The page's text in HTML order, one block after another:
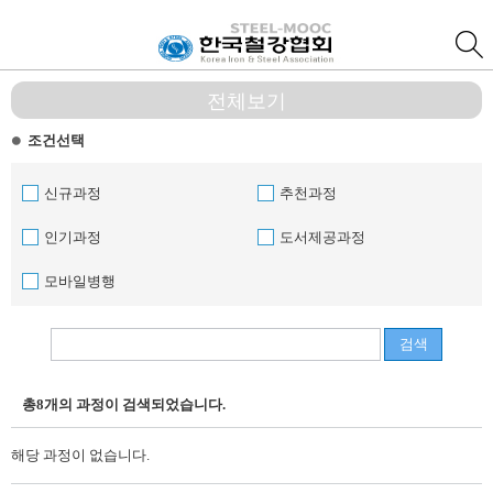
전체보기
조건선택
신규과정 추천과정
인기과정 도서제공과정
모바일병행
검색
총8개의 과정이 검색되었습니다.
해당 과정이 없습니다.